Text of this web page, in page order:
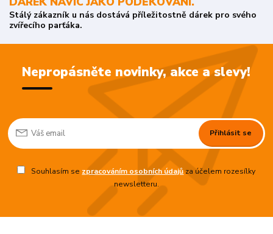
Stálý zákazník u nás dostává příležitostně dárek pro svého
zvířecího parťáka.
Nepropásněte novinky, akce a slevy!
Přihlásit se
Souhlasím se zpracováním osobních údajůza účelem rozesílky
newsletteru.